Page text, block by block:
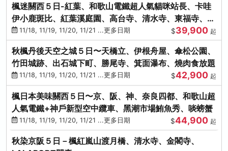
楓迷關西５日-紅葉、和歌山電鐵超人氣貓咪站長、卡哇
伊小鹿斑比、紅葉溪庭園、高台寺、清水寺、東福寺、伊
勢龍蝦+和牛
11/18, 11/19, 11/20, 11/21 ...更多日期 $39,900 起
秋楓丹後天空之城５日〜天橋立、伊根舟屋、傘松公園、
竹田城跡、出石城下町、勝尾寺、箕面瀑布、燒肉食放題
11/18, 11/19, 11/20, 11/21 ...更多日期 $42,900 起
楓日本美味關西５日〜京、阪、神、奈良四都、和歌山超
人氣電鐵+神戶新型空中纜車、黑潮市場鮪魚秀、啖螃蟹
11/18, 11/19, 11/20, 11/21 ...更多日期 $44,900 起
秋染京阪５日－楓紅嵐山渡月橋、清水寺、金閣寺、